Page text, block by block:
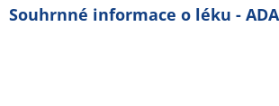
Souhrnné informace o léku -